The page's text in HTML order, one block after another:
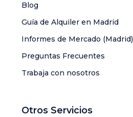
Blog
Guía de Alquiler en Madrid
Informes de Mercado (Madrid)
Preguntas Frecuentes
Trabaja con nosotros
Otros Servicios